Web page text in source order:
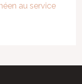
au service